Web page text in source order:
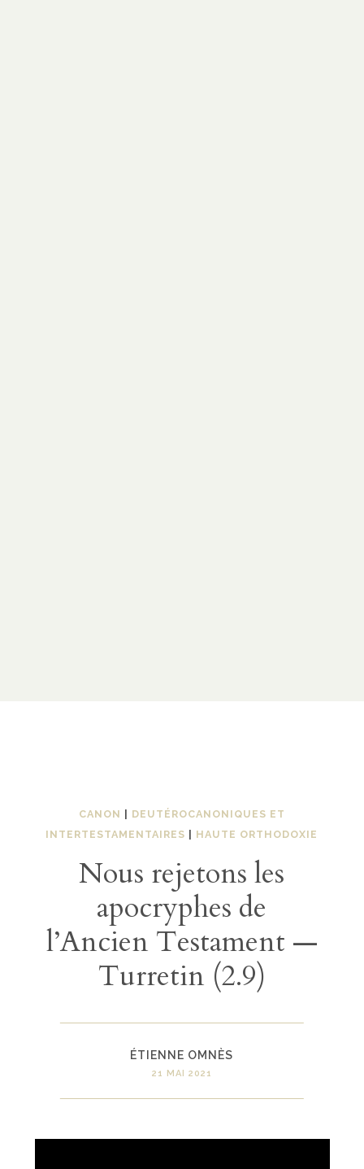
CANON | DEUTÉROCANONIQUES ET
INTERTESTAMENTAIRES | HAUTE ORTHODOXIE
Nous rejetons les
apocryphes de
l’Ancien Testament —
Turretin (2.9)
ÉTIENNE OMNÈS
21 MAI 2021